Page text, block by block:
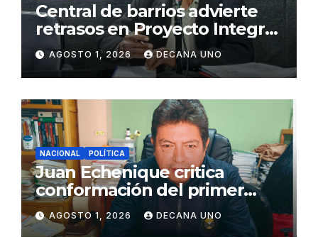
Central de barrios advierte
retrasos en Proyecto Integral
de Agua y Alcantarillado para
Juliaca
AGOSTO 1, 2026 DECANA UNO
NACIONAL POLÍTICA
Juan Echenique critica
conformación del primer
gabinete ministerial de Keiko
Fujimori
AGOSTO 1, 2026 DECANA UNO